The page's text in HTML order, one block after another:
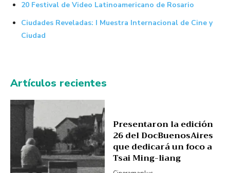
20 Festival de Video Latinoamericano de Rosario
Ciudades Reveladas: I Muestra Internacional de Cine y
Ciudad
Artículos recientes
Presentaron la edición
26 del DocBuenosAires
que dedicará un foco a
Tsai Ming-liang